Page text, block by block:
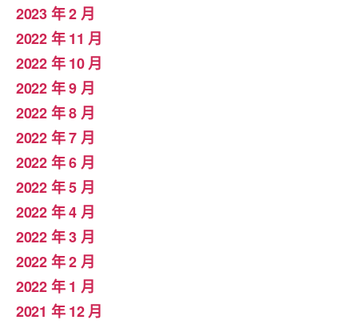
2023 年 2 月
2022 年 11 月
2022 年 10 月
2022 年 9 月
2022 年 8 月
2022 年 7 月
2022 年 6 月
2022 年 5 月
2022 年 4 月
2022 年 3 月
2022 年 2 月
2022 年 1 月
2021 年 12 月